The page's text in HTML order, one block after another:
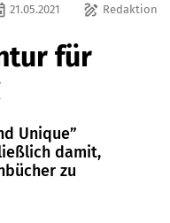
draw Redaktion
21.05.2021
für
Unique”
damit,
zu